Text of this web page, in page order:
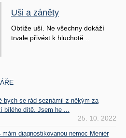
Uši a záněty
Obtíže uší. Ne všechny dokáží
trvale přivést k hluchotě ..
bych se rád seznámil z někým za
bílého dítě. Jsem he ...
25. 10. 2022
mám diagnostikovanou nemoc Meniér